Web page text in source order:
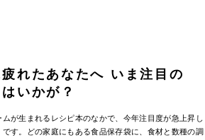
れたあなたへ いま注目の
いかが？
が生まれるレシピ本のなかで、今年注目度が急上昇し
す。どの家庭にもある食品保存袋に、食材と数種の調